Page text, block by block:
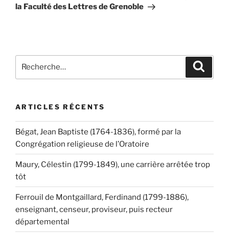
la Faculté des Lettres de Grenoble
pour
ARTICLES RÉCENTS
Bégat, Jean Baptiste (1764-1836), formé par la
Congrégation religieuse de l’Oratoire
Maury, Célestin (1799-1849), une carrière arrêtée trop
tôt
Ferrouil de Montgaillard, Ferdinand (1799-1886),
enseignant, censeur, proviseur, puis recteur
départemental